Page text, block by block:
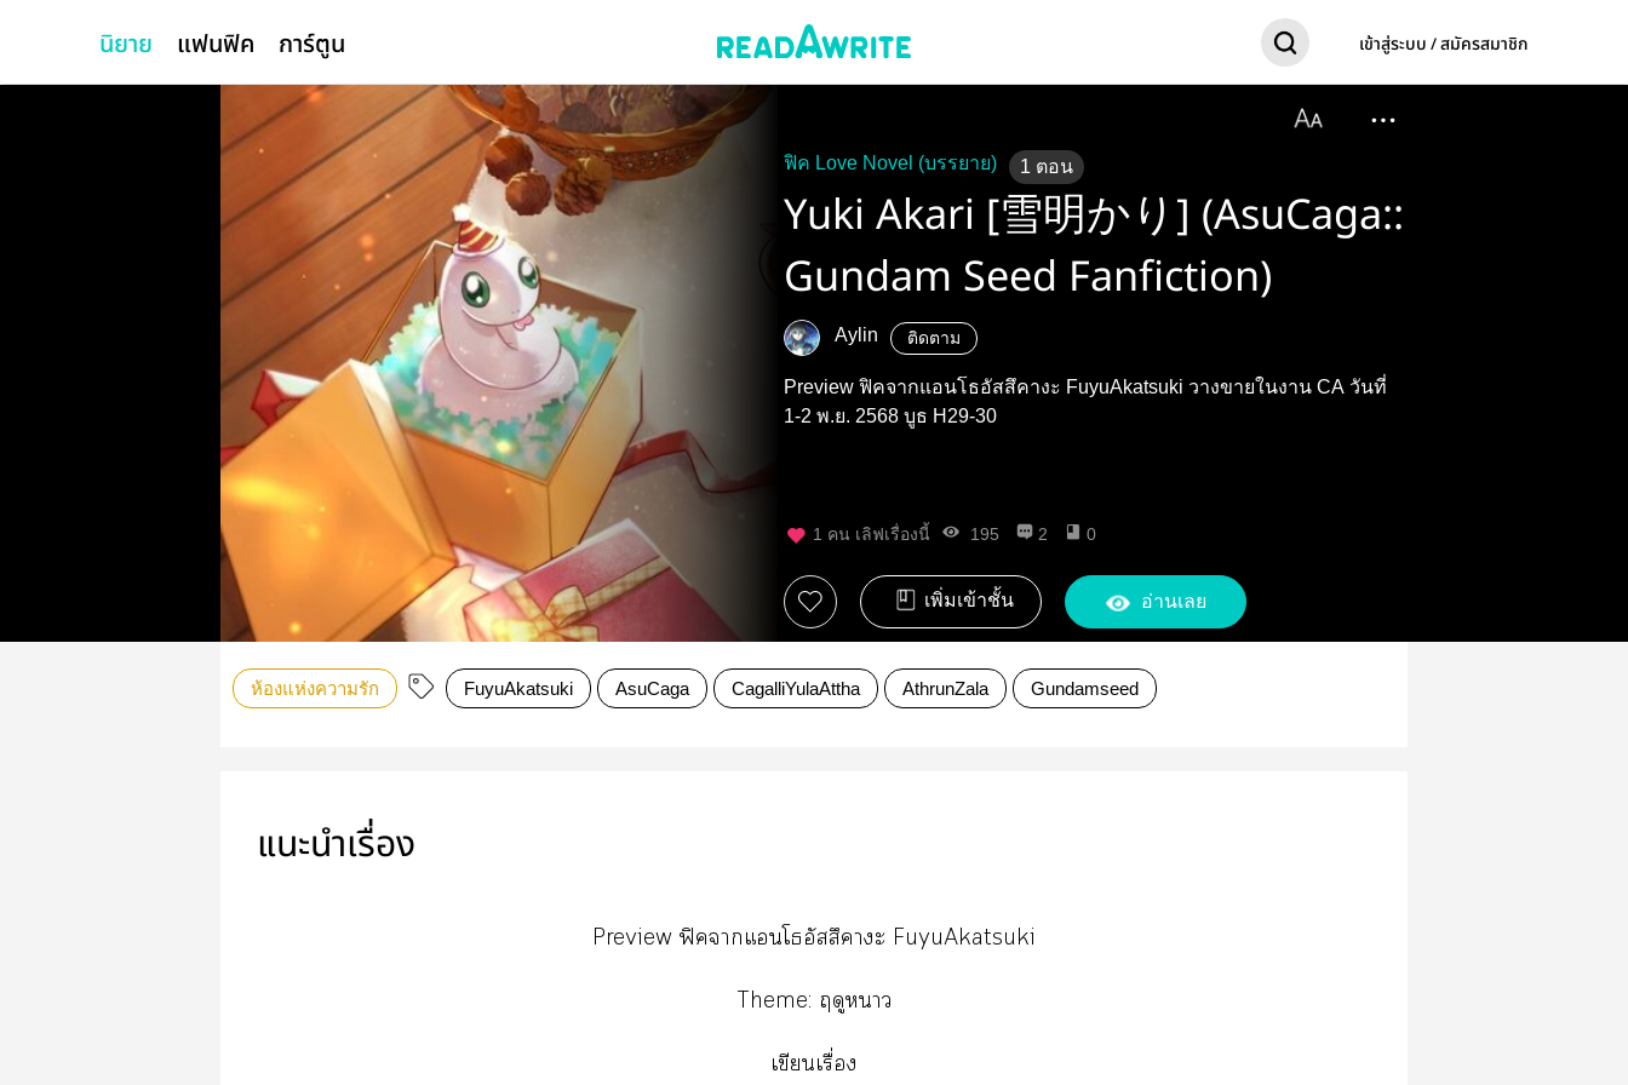
นิยาย แฟนฟิค การ์ตูน เข้าสู่ระบบ / สมัครสมาชิก
ฟิค Love Novel (บรรยาย) 1 ตอน
Yuki Akari [雪明かり] (AsuCaga::
Gundam Seed Fanfiction)
Aylin ติดตาม
Preview ฟิคจากแอนโธอัสสึคางะ FuyuAkatsuki วางขายในงาน CA วันที่
1-2 พ.ย. 2568 บูธ H29-30
1 คน เลิฟเรื่องนี้ 195 2 0
เพิ่มเข้าชั้น อ่านเลย
ห้องแห่งความรัก FuyuAkatsuki AsuCaga CagalliYulaAttha AthrunZala Gundamseed
แนะนำเรื่อง
Preview ฟิคาแนโธอัสสึาะ FuyuAkatsuki
Theme: ฤดูา
เขียนเรื่อง